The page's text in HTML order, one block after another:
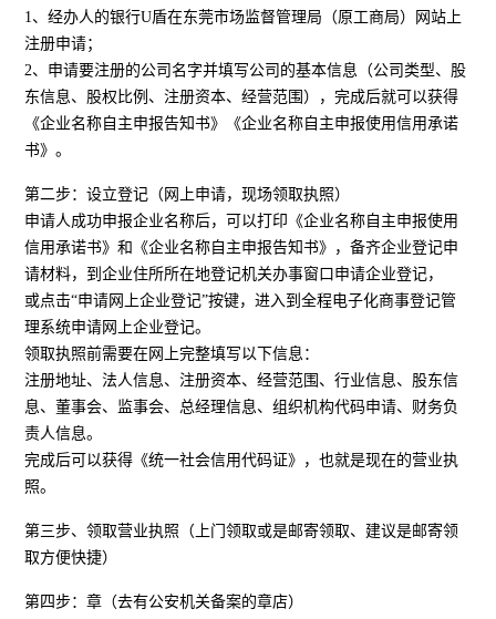
1、经办人的银行U盾在东莞市场监督管理局（原工商局）网站上
注册申请；
2、申请要注册的公司名字并填写公司的基本信息（公司类型、股
东信息、股权比例、注册资本、经营范围），完成后就可以获得
《企业名称自主申报告知书》《企业名称自主申报使用信用承诺
书》。
第二步：设立登记（网上申请，现场领取执照）
申请人成功申报企业名称后，可以打印《企业名称自主申报使用
信用承诺书》和《企业名称自主申报告知书》，备齐企业登记申
请材料，到企业住所所在地登记机关办事窗口申请企业登记，
或点击“申请网上企业登记”按键，进入到全程电子化商事登记管
理系统申请网上企业登记。
领取执照前需要在网上完整填写以下信息：
注册地址、法人信息、注册资本、经营范围、行业信息、股东信
息、董事会、监事会、总经理信息、组织机构代码申请、财务负
责人信息。
完成后可以获得《统一社会信用代码证》，也就是现在的营业执
照。
第三步、领取营业执照（上门领取或是邮寄领取、建议是邮寄领
取方便快捷）
第四步：章（去有公安机关备案的章店）